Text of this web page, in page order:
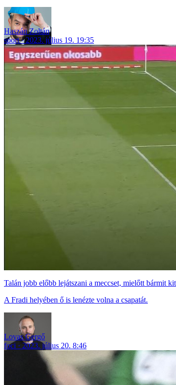
Haszán Zoltán
sport
2023. július 19. 19:35
Talán jobb előbb lejátszani a meccset, mielőtt bármit
A Fradi helyében ő is lenézte volna a csapatát.
Lovas Gergő
foci
2023. július 20. 8:46